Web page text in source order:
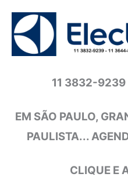
conteúdo
11 3832-
EM SÃO PAULO,
PAULISTA...
CLIQUE E